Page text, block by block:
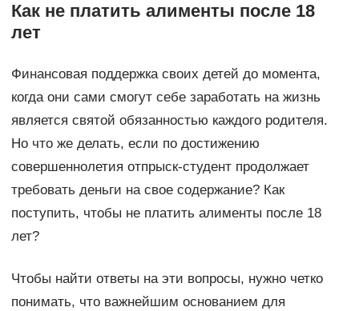
Как не платить алименты после 18
лет
Финансовая поддержка своих детей до момента,
когда они сами смогут себе заработать на жизнь
является святой обязанностью каждого родителя.
Но что же делать, если по достижению
совершеннолетия отпрыск-студент продолжает
требовать деньги на свое содержание? Как
поступить, чтобы не платить алименты после 18
лет?
Чтобы найти ответы на эти вопросы, нужно четко
понимать, что важнейшим основанием для